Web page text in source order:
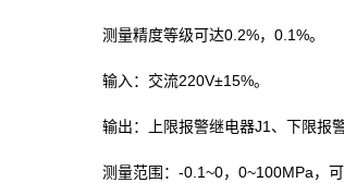
测量精度等级可达0.2%，0.1%。
输入：交流220V±15%。
输出：上限报警继电器J1、下限报
测量范围：-0.1~0，0~100MPa，